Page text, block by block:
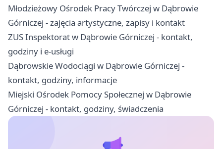
Młodzieżowy Ośrodek Pracy Twórczej w Dąbrowie
Górniczej - zajęcia artystyczne, zapisy i kontakt
ZUS Inspektorat w Dąbrowie Górniczej - kontakt,
godziny i e-usługi
Dąbrowskie Wodociągi w Dąbrowie Górniczej -
kontakt, godziny, informacje
Miejski Ośrodek Pomocy Społecznej w Dąbrowie
Górniczej - kontakt, godziny, świadczenia